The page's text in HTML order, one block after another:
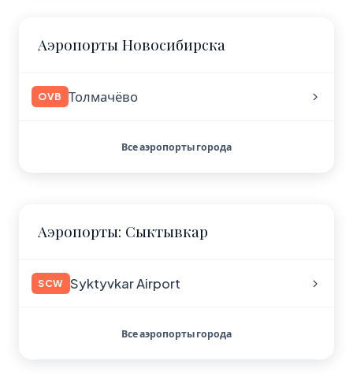
Аэропорты Новосибирска
OVB Толмачёво
Все аэропорты города
Аэропорты: Сыктывкар
SCW Syktyvkar Airport
Все аэропорты города